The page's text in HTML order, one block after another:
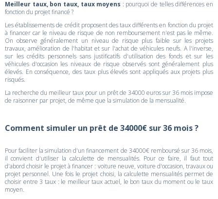
Meilleur taux, bon taux, taux moyens : pourquoi de telles différences en
fonction du projet financé ?
Les établissements de crédit proposent des taux différents en fonction du projet
à financer car le niveau de risque de non remboursement n'est pas le même.
On observe généralement un niveau de risque plus faible sur les projets
travaux, amélioration de l'habitat et sur l'achat de véhicules neufs. A l'inverse,
sur les crédits personnels sans justificatifs d'utilisation des fonds et sur les
véhicules d'occasion les niveaux de risque observés sont généralement plus
élevés. En conséquence, des taux plus élevés sont appliqués aux projets plus
risqués.
La recherche du meilleur taux pour un prêt de 34000 euros sur 36 mois impose
de raisonner par projet, de même que la simulation de la mensualité.
Comment simuler un prêt de 34000€ sur 36 mois ?
Pour faciliter la simulation d'un financement de 34000€ remboursé sur 36 mois,
il convient d'utiliser la calculette de mensualités. Pour ce faire, il faut tout
d'abord choisir le projet à financer : voiture neuve, voiture d'occasion, travaux ou
projet personnel. Une fois le projet choisi, la calculette mensualités permet de
choisir entre 3 taux : le meilleur taux actuel, le bon taux du moment ou le taux
moyen.